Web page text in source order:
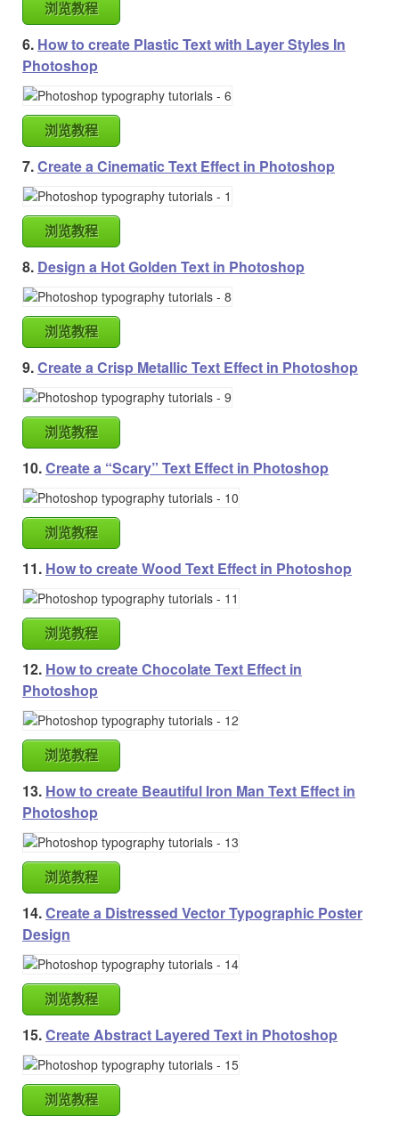
浏览教程
6. How to create Plastic Text with Layer Styles In
Photoshop
浏览教程
7.Create a Cinematic Text Effect in Photoshop
浏览教程
8. Design a Hot Golden Text in Photoshop
浏览教程
9.Create a Crisp Metallic Text Effect in Photoshop
浏览教程
10.Create a “Scary” Text Effect in Photoshop
浏览教程
11. How to create Wood Text Effect in Photoshop
浏览教程
12. How to create Chocolate Text Effect in
Photoshop
浏览教程
13. How to create Beautiful Iron Man Text Effect in
Photoshop
浏览教程
14.Create a Distressed Vector Typographic Poster
Design
浏览教程
15.Create Abstract Layered Text in Photoshop
浏览教程